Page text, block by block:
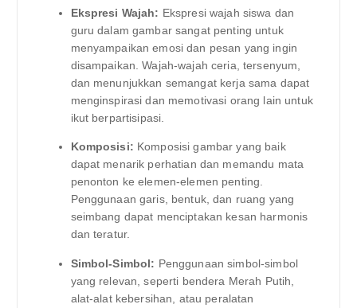
Ekspresi Wajah: Ekspresi wajah siswa dan
guru dalam gambar sangat penting untuk
menyampaikan emosi dan pesan yang ingin
disampaikan. Wajah-wajah ceria, tersenyum,
dan menunjukkan semangat kerja sama dapat
menginspirasi dan memotivasi orang lain untuk
ikut berpartisipasi.
Komposisi: Komposisi gambar yang baik
dapat menarik perhatian dan memandu mata
penonton ke elemen-elemen penting.
Penggunaan garis, bentuk, dan ruang yang
seimbang dapat menciptakan kesan harmonis
dan teratur.
Simbol-Simbol: Penggunaan simbol-simbol
yang relevan, seperti bendera Merah Putih,
alat-alat kebersihan, atau peralatan